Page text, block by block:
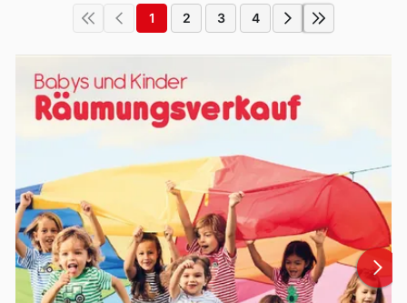
1 2 3 4